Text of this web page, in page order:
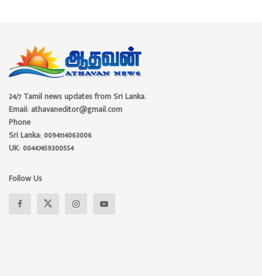
24/7 Tamil news updates from Sri Lanka.
Email: athavaneditor@gmail.com
Phone
Sri Lanka: 0094114063006
UK: 00447459300554
Follow Us